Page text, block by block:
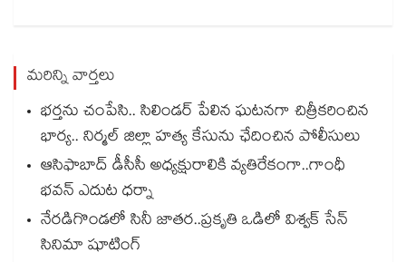
మరిన్ని వార్తలు
భర్తను చంపేసి.. సిలిండర్ పేలిన ఘటనగా చిత్రీకరించిన
భార్య.. నిర్మల్ జిల్లా హత్య కేసును ఛేదించిన పోలీసులు
ఆసిఫాబాద్ డీసీసీ అధ్యక్షురాలికి వ్యతిరేకంగా..గాంధీ
భవన్ ఎదుట ధర్నా
నేరడిగొండలో సినీ జాతర..ప్రకృతి ఒడిలో విశ్వక్ సేన్
సినిమా షూటింగ్